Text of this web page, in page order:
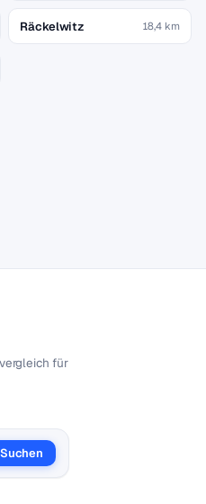
Räckelwitz 18,4 km
für
Suchen